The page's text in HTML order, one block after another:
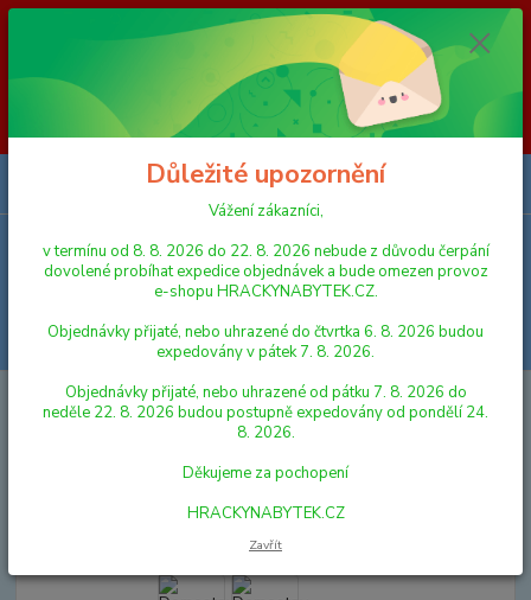
Vážení zákazníci, v termínu od 8. 8. 2026 do 23. 8. 2026 nebude z
důvodu čerpání dovolené probíhat expedice objednávek a bude omezen
provoz e-shopu HRACKYNABYTEK.CZ. Objednávky přijaté, nebo
uhrazené do čtvrtka 6. 8. 2026 budou expedovány v pátek 7. 8. 2026.
Objednávky přijaté, nebo uhrazené od pátku 7. 8. 2026 do neděle 23. 8.
2026 budou postupně expedovány od pondělí 24. 8. 2026. Děkujeme za
pochopení HRACKYNABYTEK.CZ
Menu
Hledat
NÁBYTEK Domestav Sedák na Kláru 2 růžovo/fialový
Domestav Sedák na Kláru 2
růžovo/fialový
Důležité upozornění
Vážení zákazníci,
v termínu od 8. 8. 2026 do 22. 8. 2026 nebude z důvodu čerpání
dovolené probíhat expedice objednávek a bude omezen provoz
e-shopu HRACKYNABYTEK.CZ.
Objednávky přijaté, nebo uhrazené do čtvrtka 6. 8. 2026 budou
expedovány v pátek 7. 8. 2026.
Objednávky přijaté, nebo uhrazené od pátku 7. 8. 2026 do
neděle 22. 8. 2026 budou postupně expedovány od pondělí 24.
8. 2026.
Děkujeme za pochopení
HRACKYNABYTEK.CZ
Zavřít